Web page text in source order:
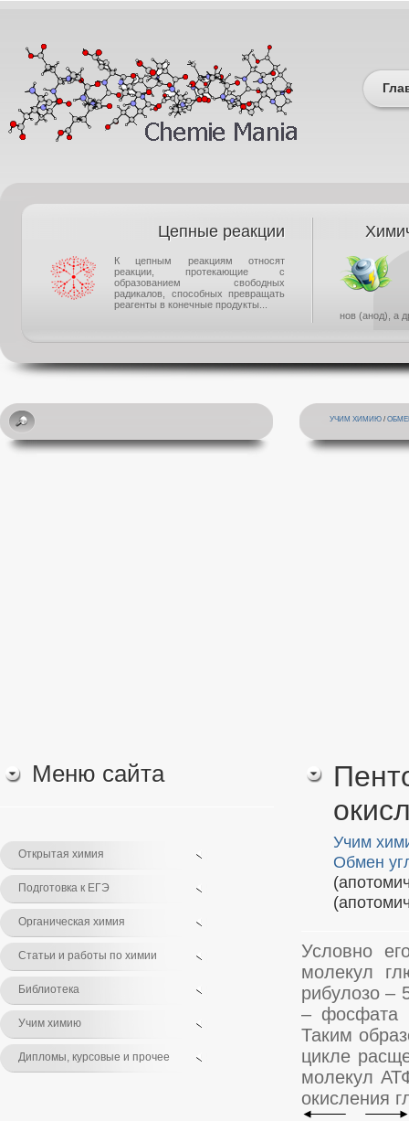
Цепные реакции
К цепным реакциям относят
реакции, протекающие с
образованием свободных
радикалов, способных превращать
реагенты в конечные продукты...
нов (анод), а
УЧИМ ХИМИЮ /
Меню сайта
Открытая химия
Подготовка к ЕГЭ
Органическая химия
Статьи и работы по химии
Библиотека
Учим химию
Дипломы, курсовые и прочее
Учим
Обмен
Условно
молекул
рибулозо –
– фосфата
Таким
цикле
молекул
окисления